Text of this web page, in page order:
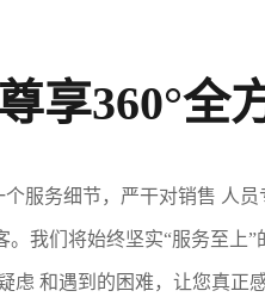
享360°全
服务细节，严干对销售 人
我们将始终坚实“服务至上
虑 和遇到的困难，让您真正